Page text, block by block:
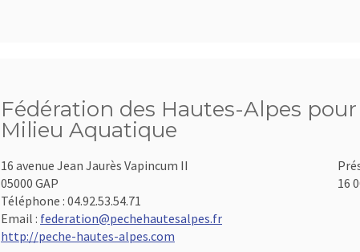
Fédération des Hautes-Alpes
Milieu Aquatique
16 avenue Jean Jaurès Vapincum II
05000 GAP
Téléphone : 04.92.53.54.71
Email : federation@pechehautesalpes.fr
http://peche-hautes-alpes.com
16